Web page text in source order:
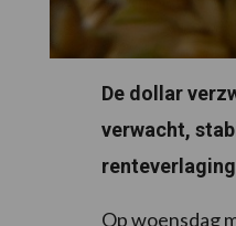
De dollar
verwacht,
Op woensdag